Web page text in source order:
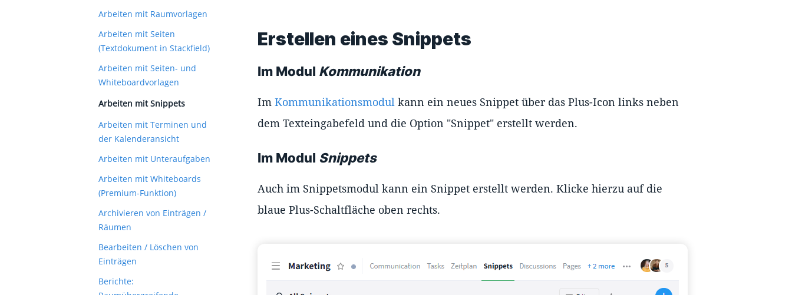
Arbeiten mit Raumvorlagen
Arbeiten mit Seiten
(Textdokument in Stackfield)
Arbeiten mit Seiten- und
Whiteboardvorlagen
Arbeiten mit Snippets
Arbeiten mit Terminen und
der Kalenderansicht
Arbeiten mit Unteraufgaben
Arbeiten mit Whiteboards
(Premium-Funktion)
Archivieren von Einträgen /
Räumen
Bearbeiten / Löschen von
Einträgen
Berichte:
Erstellen eines Snippets
Im Modul Kommunikation
Im Kommunikationsmodul kann ein neues Snippet über das Plus-Icon links neben
dem Texteingabefeld und die Option "Snippet" erstellt werden.
Im Modul Snippets
Auch im Snippetsmodul kann ein Snippet erstellt werden. Klicke hierzu auf die
blaue Plus-Schaltfläche oben rechts.